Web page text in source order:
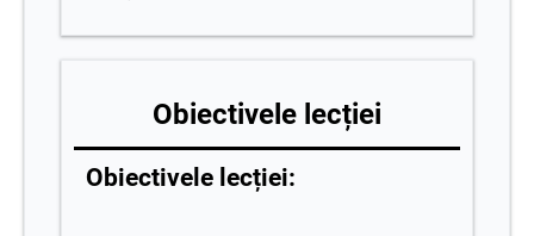
Obiectivele lecției
Obiectivele lecției: